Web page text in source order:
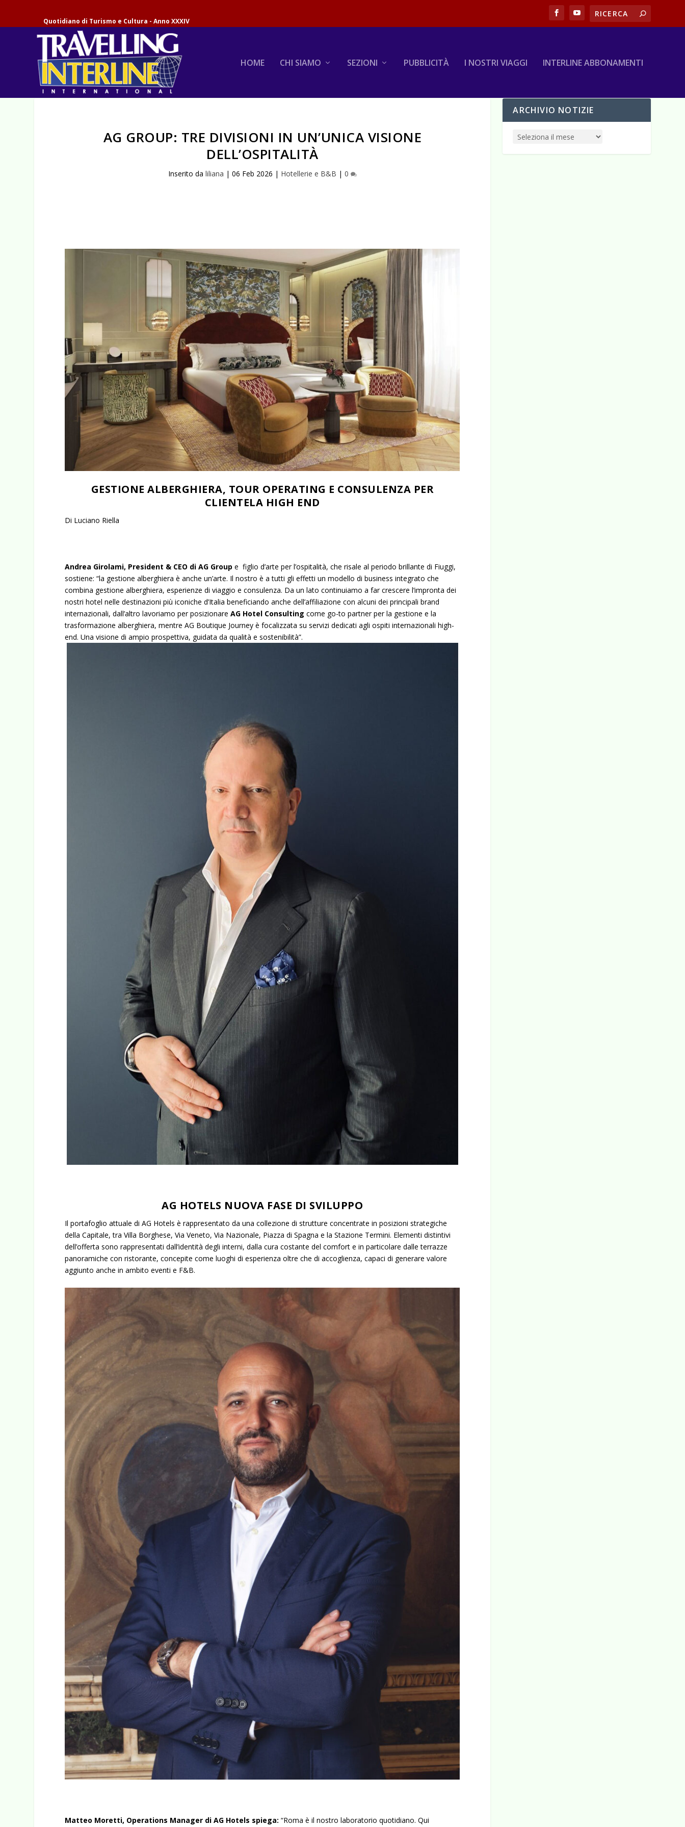
Quotidiano di Turismo e Cultura - Anno XXXIV
HOME CHI SIAMO SEZIONI PUBBLICITÀ I NOSTRI VIAGGI INTERLINE ABBONAMENTI
AG GROUP: TRE DIVISIONI IN UN’UNICA VISIONE
DELL’OSPITALITÀ
Inserito da liliana | 06 Feb 2026 | Hotellerie e B&B | 0
GESTIONE ALBERGHIERA, TOUR OPERATING E CONSULENZA PER
CLIENTELA HIGH END
Di Luciano Riella
Andrea Girolami, President & CEO di AG Group e figlio d’arte per l’ospitalità, che risale al periodo brillante di Fiuggi,
sostiene: “la gestione alberghiera è anche un’arte. Il nostro è a tutti gli effetti un modello di business integrato che
combina gestione alberghiera, esperienze di viaggio e consulenza. Da un lato continuiamo a far crescere l’impronta dei
nostri hotel nelle destinazioni più iconiche d’Italia beneficiando anche dell’affiliazione con alcuni dei principali brand
internazionali, dall’altro lavoriamo per posizionareAG Hotel Consulting come go-to partner per la gestione e la
trasformazione alberghiera, mentre AG Boutique Journey è focalizzata su servizi dedicati agli ospiti internazionali high-
end. Una visione di ampio prospettiva, guidata da qualità e sostenibilità”.
AG HOTELS NUOVA FASE DI SVILUPPO
Il portafoglio attuale di AG Hotels è rappresentato da una collezione di strutture concentrate in posizioni strategiche
della Capitale, tra Villa Borghese, Via Veneto, Via Nazionale, Piazza di Spagna e la Stazione Termini. Elementi distintivi
dell’offerta sono rappresentati dall’identità degli interni, dalla cura costante del comfort e in particolare dalle terrazze
panoramiche con ristorante, concepite come luoghi di esperienza oltre che di accoglienza, capaci di generare valore
aggiunto anche in ambito eventi e F&B.
Matteo Moretti, Operations Manager di AG Hotels spiega: “Roma è il nostro laboratorio quotidiano. Qui
ARCHIVIO NOTIZIE